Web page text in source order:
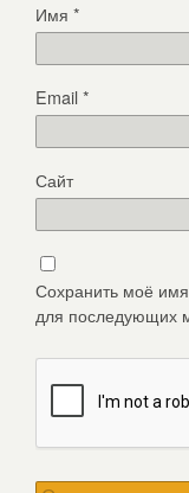
Имя *
Email*
Сайт
Сохранить моё
для последующих